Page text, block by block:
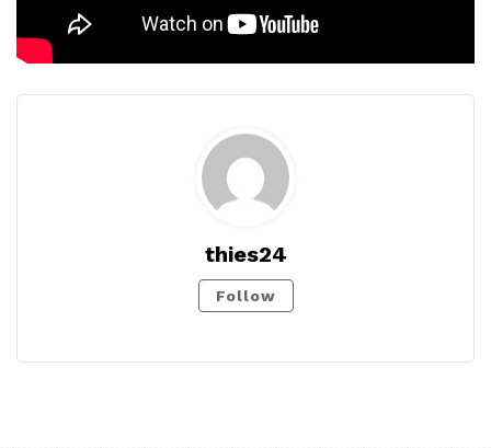
thies24
Follow